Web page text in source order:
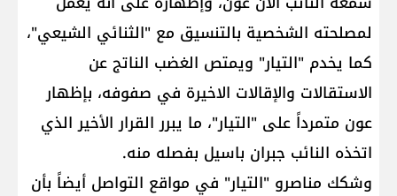
لمصلحته الشخصية بالتنسيق مع "الثنائي الشيعي"،
كما يخدم "التيار" ويمتص الغضب الناتج عن
الاستقالات والإقالات الاخيرة في صفوفه، بإظهار
عون متمرداً على "التيار"، ما يبرر القرار الأخير الذي
اتخذه النائب جبران باسيل بفصله منه.
وشكك مناصرو "التيار" في مواقع التواصل أيضاً بأن